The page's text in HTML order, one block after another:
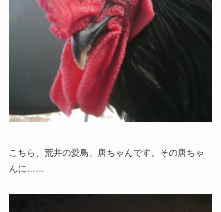
こちら、荒井の愛鳥、唐ちゃんです。その唐ちゃ
んに……